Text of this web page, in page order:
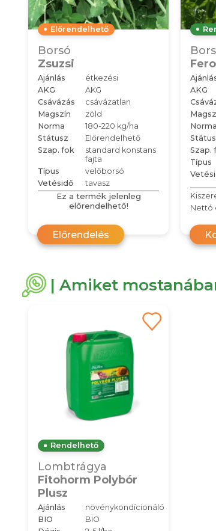
Előrendelhető
Borsó
Zsuzsi
Ajánlás
étkezési
AKG
AKG
Csávázás
csávázatlan
Magszín
zöld
Norma
180-220 kg/ha
Státusz
Előrendelhető
Szap. fok
standard konstans
fajta
Típus
velőborsó
Vetésidő
tavasz
Ez a termék jelenleg
előrendelhető!
Előrendelés
AKG
Norma
Szap.
Típus
Nettó
| Amiket
Rendelhető
Lombtrágya
Fitohorm Polybór
Plusz
Ajánlás
növénykondícionáló
BIO
BIO